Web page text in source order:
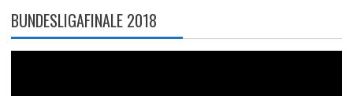
BUNDESLIGAFINALE 2018